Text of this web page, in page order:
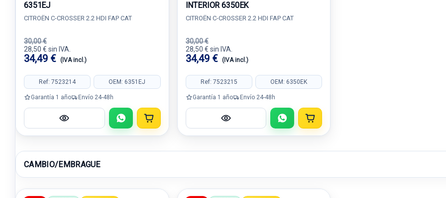
6351EJ
CITROËN C-CROSSER 2.2 HDI FAP CAT
30,00 €
28,50 € sin IVA.
34,49 € (IVA incl.)
Ref: 7523214 OEM: 6351EJ
Garantía 1 año Envío 24-48h
INTERIOR 6350EK
CITROËN C-CROSSER 2.2 HDI FAP CAT
30,00 €
28,50 € sin IVA.
34,49 € (IVA incl.)
Ref: 7523215 OEM: 6350EK
Garantía 1 año Envío 24-48h
CAMBIO/EMBRAGUE